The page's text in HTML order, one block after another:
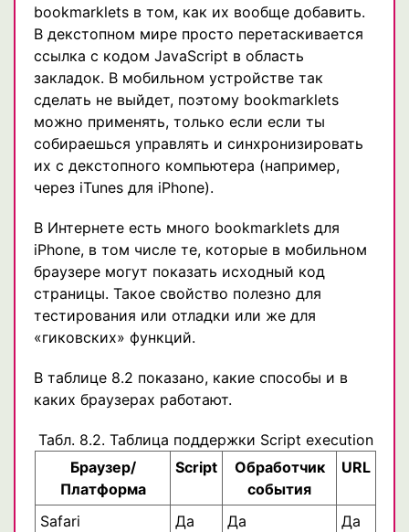
bookmarklets в том, как их вообще добавить.
В декстопном мире просто перетаскивается
ссылка с кодом JavaScript в область
закладок. В мобильном устройстве так
сделать не выйдет, поэтому bookmarklets
можно применять, только если если ты
собираешься управлять и синхронизировать
их с декстопного компьютера (например,
через iTunes для iPhone).
В Интернете есть много bookmarklets для
iPhone, в том числе те, которые в мобильном
браузере могут показать исходный код
страницы. Такое свойство полезно для
тестирования или отладки или же для
«гиковских» функций.
В таблице 8.2 показано, какие способы и в
каких браузерах работают.
Табл. 8.2. Таблица поддержки Script execution
Браузер/
Платформа
Script
Обработчик
события
URL
Safari Да Да
Да